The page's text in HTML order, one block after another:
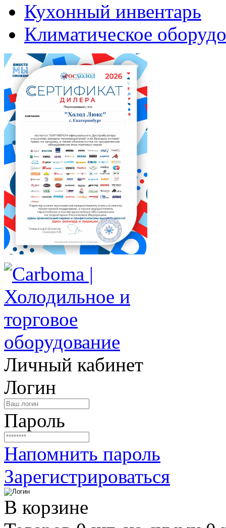
Кухонный инвентарь
Климатическое
Личный кабинет
Логин
Пароль
Напомнить пароль
Зарегистрироваться
В корзине